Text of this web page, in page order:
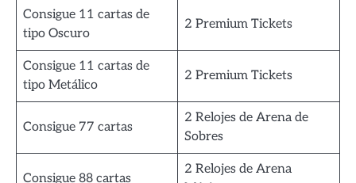
Consigue 11 cartas de
tipo Oscuro
2 Premium Tickets
Consigue 11 cartas de
tipo Metálico
2 Premium Tickets
Consigue 77 cartas
2 Relojes de Arena de
Sobres
Consigue 88 cartas
2 Relojes de Arena